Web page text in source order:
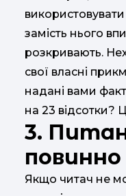
використовувати
замість нього
розкривають.
свої власні
надані вами
на 23 відсотки?
3.
Якщо читач не